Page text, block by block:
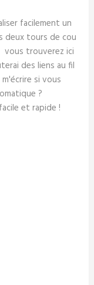
facilement un
deux tours de cou
vous trouverez ici
des liens au fil
si vous
?
et rapide !